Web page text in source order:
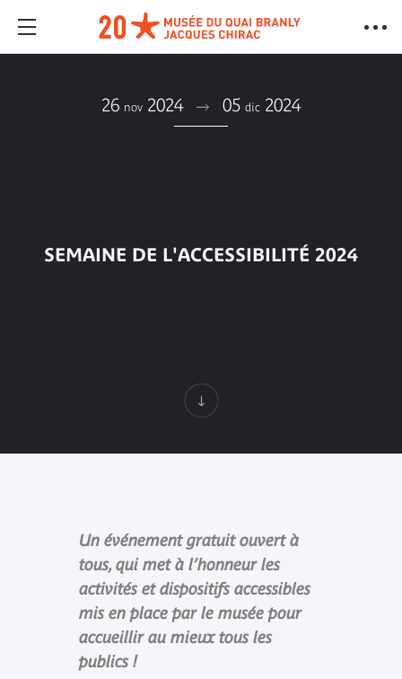
26 nov 2024 05 dic 2024
SEMAINE DE L'ACCESSIBILITÉ 2024
Un événement gratuit ouvert à
tous, qui met à l’honneur les
activités et dispositifs accessibles
mis en place par le musée pour
accueillir au mieux tous les
publics !